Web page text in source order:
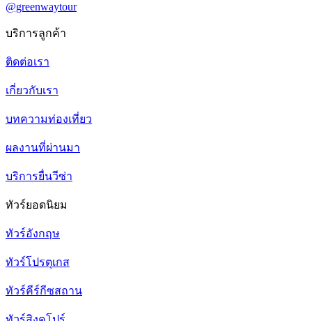
@greenwaytour
บริการลูกค้า
ติดต่อเรา
เกี่ยวกับเรา
บทความท่องเที่ยว
ผลงานที่ผ่านมา
บริการยื่นวีซ่า
ทัวร์ยอดนิยม
ทัวร์อังกฤษ
ทัวร์โปรตุเกส
ทัวร์คีร์กีซสถาน